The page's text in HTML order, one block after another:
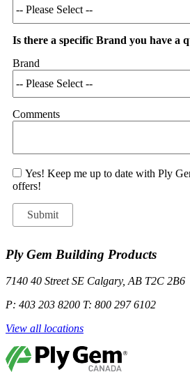
Is there a specific Brand you have a
Brand
Comments
Yes! Keep me up to date with Ply
offers!
Ply Gem Building Products
7140 40 Street SE Calgary, AB T2C 2B6
P: 403 203 8200 T: 800 297 6102
View all locations